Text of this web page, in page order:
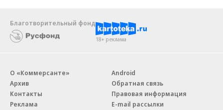
Благотворительный фонд
18+ реклама
О «Коммерсанте»
Архив
Контакты
Реклама
Android
Обратная связь
Правовая информация
E-mail рассылки